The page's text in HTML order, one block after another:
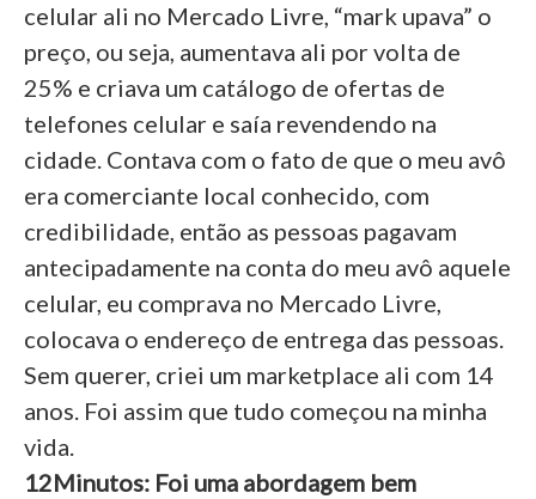
celular ali no Mercado Livre, “mark upava” o
preço, ou seja, aumentava ali por volta de
25% e criava um catálogo de ofertas de
telefones celular e saía revendendo na
cidade. Contava com o fato de que o meu avô
era comerciante local conhecido, com
credibilidade, então as pessoas pagavam
antecipadamente na conta do meu avô aquele
celular, eu comprava no Mercado Livre,
colocava o endereço de entrega das pessoas.
Sem querer, criei um marketplace ali com 14
anos. Foi assim que tudo começou na minha
vida.
12Minutos: Foi uma abordagem bem